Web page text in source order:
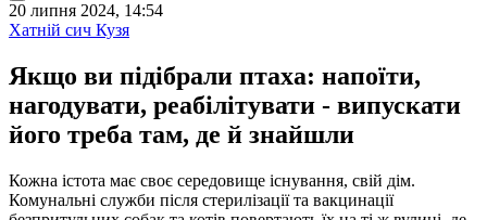
20 липня 2024, 14:54
Хатній сич Кузя
Якщо ви підібрали птаха: напоїти,
нагодувати, реабілітувати - випускати
його треба там, де й знайшли
Кожна істота має своє середовище існування, свій дім.
Комунальні служби після стерилізації та вакцинації